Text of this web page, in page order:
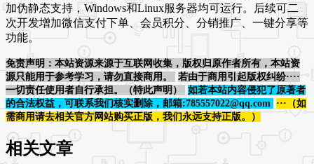
加伪静态支持，Windows和Linux服务器均可运行。后续可二
次开发增加微信支付下单、会员积分、分销推广、一键分享等
功能。
免责声明：本站资源来源于互联网收集，版权归原作者所有，本站资
源只能用于参考学习，请勿直接商用。
若由于商用引起版权纠纷····
一切责任使用者自行承担。（特此声明）
如若本站内容侵犯了原著者
的合法权益，可联系我们核实删除，邮箱:785557022@qq.com
···（如
需商用请去相关官方网站购买正版，我们永远支持正版。）
相关文章